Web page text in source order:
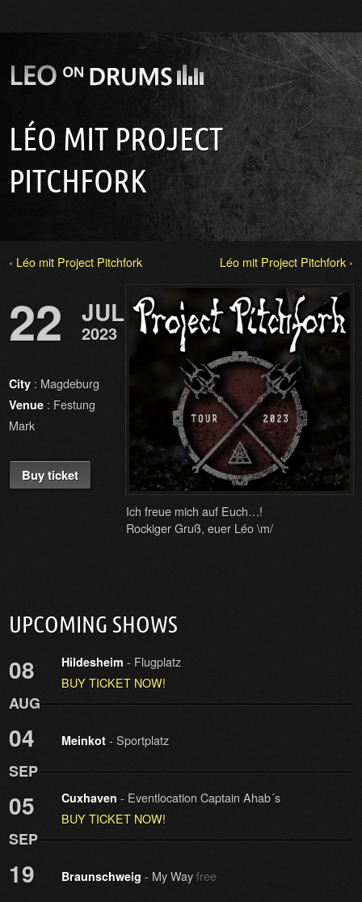
LÉO MIT PROJECT
PITCHFORK
‹ Léo mit Project Pitchfork Léo mit Project Pitchfork ›
22 JUL
2023
City : Magdeburg
Venue : Festung
Mark
Buy ticket
Ich freue mich auf Euch…!
Rockiger Gruß, euer Léo \m/
UPCOMING SHOWS
08
AUG
Hildesheim- Flugplatz
BUY TICKET NOW!
04
SEP
Meinkot - Sportplatz
05
SEP
Cuxhaven - Eventlocation Captain Ahab´s
BUY TICKET NOW!
19 Braunschweig - My Wayfree